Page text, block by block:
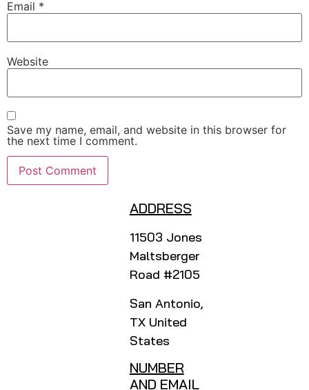
Email *
Website
Save my name, email, and website in this browser for
the next time I comment.
ADDRESS
11503 Jones
Maltsberger
Road #2105
San Antonio,
TX United
States
NUMBER
AND EMAIL